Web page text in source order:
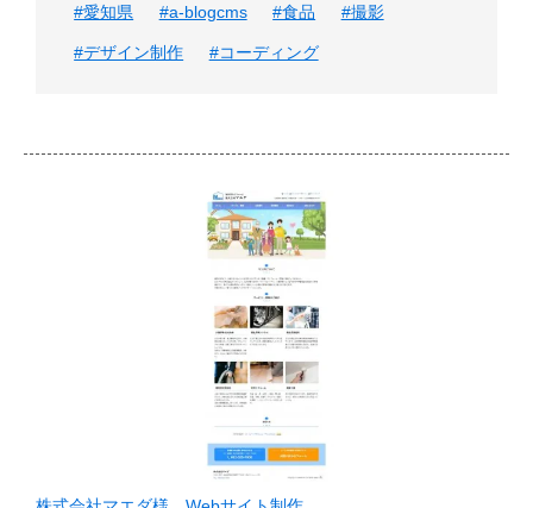
#愛知県 #a-blogcms #食品 #撮影
#デザイン制作 #コーディング